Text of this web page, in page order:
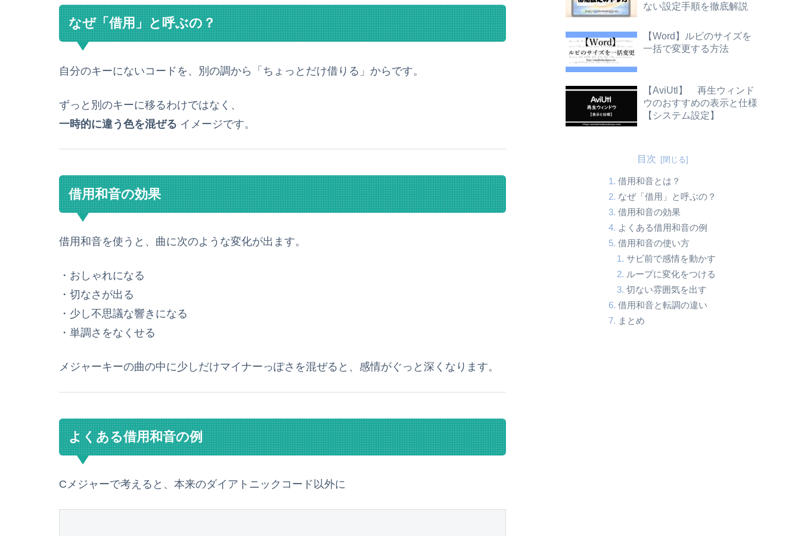
なぜ「借用」と呼ぶの？
自分のキーにないコードを、別の調から「ちょっとだけ借りる」からです。
ずっと別のキーに移るわけではなく、
一時的に違う色を混ぜる イメージです。
借用和音の効果
借用和音を使うと、曲に次のような変化が出ます。
・おしゃれになる
・切なさが出る
・少し不思議な響きになる
・単調さをなくせる
メジャーキーの曲の中に少しだけマイナーっぽさを混ぜると、感情がぐっと深くなります。
よくある借用和音の例
Cメジャーで考えると、本来のダイアトニックコード以外に
ない設定手順を徹底解説
【Word】ルビのサイズを
一括で変更する方法
【AviUtl】 再生ウィンド
ウのおすすめの表示と仕様
【システム設定】
目次
借用和音とは？
なぜ「借用」と呼ぶの？
借用和音の効果
よくある借用和音の例
借用和音の使い方
サビ前で感情を動かす
ループに変化をつける
切ない雰囲気を出す
借用和音と転調の違い
まとめ